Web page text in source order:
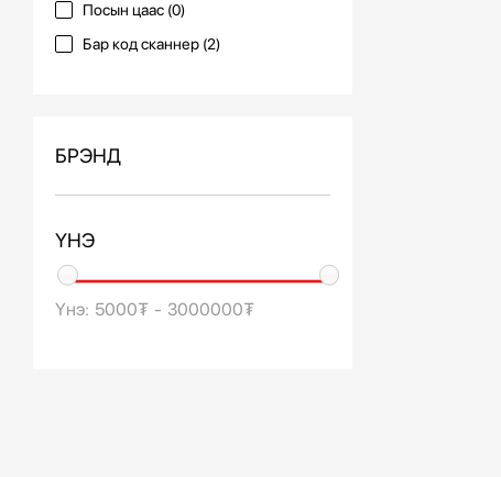
Посын цаас (0)
Бар код сканнер (2)
БРЭНД
ҮНЭ
Үнэ: 5000₮ - 3000000₮